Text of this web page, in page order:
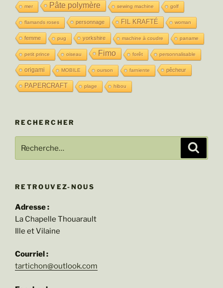
mer Pâte polymère sewing machine golf
flamands roses personnage FIL KRAFTÉ woman
femme pug yorkshire machine à coudre paname
petit prince oiseau Fimo forêt personnalisable
origami MOBILE ourson farniente pêcheur
PAPERCRAFT plage hibou
RECHERCHER
pour
RETROUVEZ-NOUS
Adresse :
La Chapelle Thouarault
Ille et Vilaine
Courriel :
tartichon@outlook.com